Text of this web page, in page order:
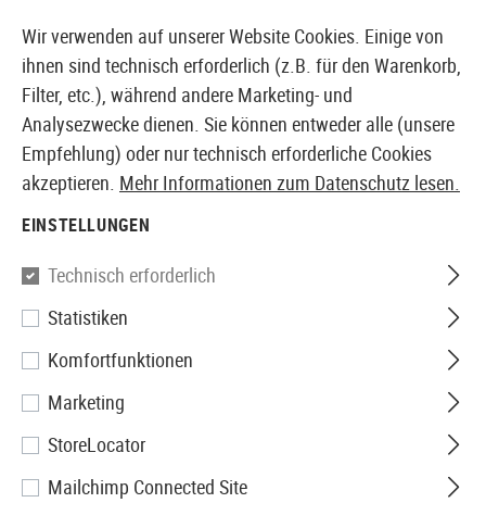
EUROPÄISCHER AIRSOFT SHOP & GROßHÄNDLER
Invader Gear
Paracord Bracelet
Wir verwenden auf unserer Website Cookies. Einige von
ihnen sind technisch erforderlich (z.B. für den Warenkorb,
Filter, etc.), während andere Marketing- und
Analysezwecke dienen. Sie können entweder alle (unsere
Empfehlung) oder nur technisch erforderliche Cookies
akzeptieren. Mehr Informationen zum Datenschutz lesen.
EINSTELLUNGEN
Technisch erforderlich
Statistiken
Komfortfunktionen
Marketing
StoreLocator
Mailchimp Connected Site